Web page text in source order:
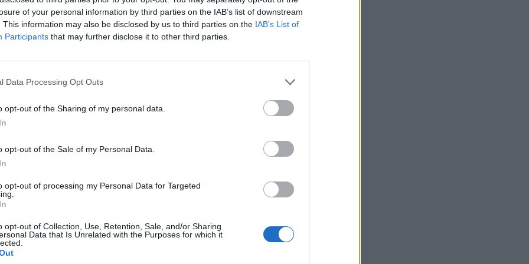
of your personal information by third parties on the IAB’s list of downstream
This information may also be disclosed by us to third parties on the IAB’s List of
Participants that may further disclose it to other third parties.
Data Processing Opt Outs
opt-out of the Sharing of my personal data.
opt-out of the Sale of my Personal Data.
opt-out of processing my Personal Data for Targeted
opt-out of Collection, Use, Retention, Sale, and/or Sharing
Data that Is Unrelated with the Purposes for which it
adatok is, a piacok a tegnapi nap folyamán reagáltak a húsvéti
adatra.
Composite 0.1%-kal alacsonyabban zárt. Az Alcoa részvényei 0.8%-kal, az Intel
hogy a társaság csökkentette az első negyedévre vonatkozó...
portfolio.hu hírarchívumához tartozik, melynek olvasása előfizetéses
tartalmazza:
cikkarchívum
Előfizetés